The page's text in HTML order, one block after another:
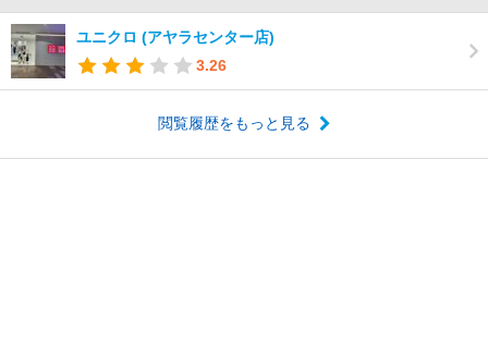
ユニクロ (アヤラセンター店)
3.26
閲覧履歴をもっと見る